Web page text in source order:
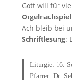
Gott will für
Orgelnachspiel
Ach bleib bei
Schriftlesung:
Liturgie: 16.
Pfarrer: Dr.